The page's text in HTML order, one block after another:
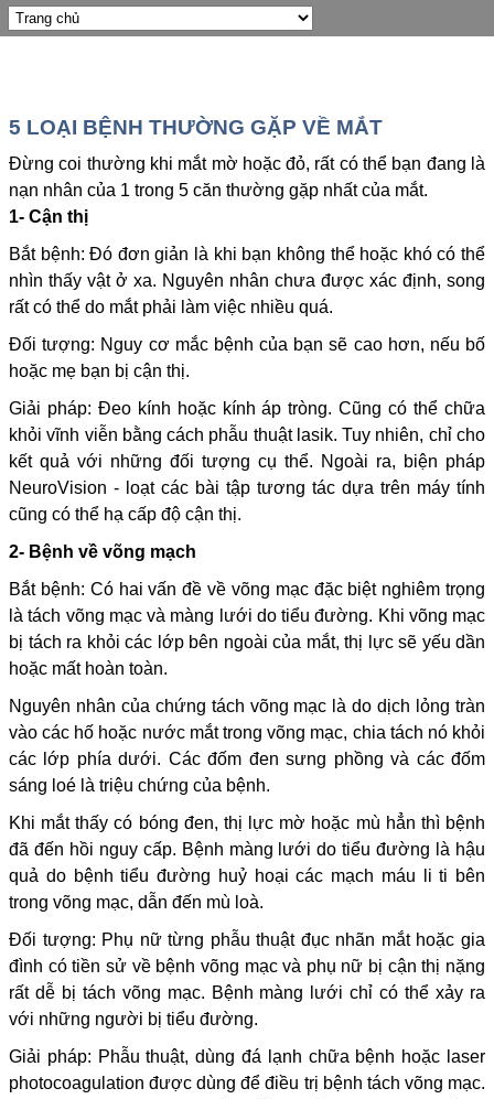
5 LOẠI BỆNH THƯỜNG GẶP VỀ MẮT
Đừng coi thường khi mắt mờ hoặc đỏ, rất có thể bạn đang là
nạn nhân của 1 trong 5 căn thường gặp nhất của mắt.
1- Cận thị
Bắt bệnh: Đó đơn giản là khi bạn không thể hoặc khó có thể
nhìn thấy vật ở xa. Nguyên nhân chưa được xác định, song
rất có thể do mắt phải làm việc nhiều quá.
Đối tượng: Nguy cơ mắc bệnh của bạn sẽ cao hơn, nếu bố
hoặc mẹ bạn bị cận thị.
Giải pháp: Đeo kính hoặc kính áp tròng. Cũng có thể chữa
khỏi vĩnh viễn bằng cách phẫu thuật lasik. Tuy nhiên, chỉ cho
kết quả với những đối tượng cụ thể. Ngoài ra, biện pháp
NeuroVision - loạt các bài tập tương tác dựa trên máy tính
cũng có thể hạ cấp độ cận thị.
2- Bệnh về võng mạch
Bắt bệnh: Có hai vấn đề về võng mạc đặc biệt nghiêm trọng
là tách võng mạc và màng lưới do tiểu đường. Khi võng mạc
bị tách ra khỏi các lớp bên ngoài của mắt, thị lực sẽ yếu dần
hoặc mất hoàn toàn.
Nguyên nhân của chứng tách võng mạc là do dịch lỏng tràn
vào các hố hoặc nước mắt trong võng mạc, chia tách nó khỏi
các lớp phía dưới. Các đốm đen sưng phồng và các đốm
sáng loé là triệu chứng của bệnh.
Khi mắt thấy có bóng đen, thị lực mờ hoặc mù hẳn thì bệnh
đã đến hồi nguy cấp. Bệnh màng lưới do tiểu đường là hậu
quả do bệnh tiểu đường huỷ hoại các mạch máu li ti bên
trong võng mạc, dẫn đến mù loà.
Đối tượng: Phụ nữ từng phẫu thuật đục nhãn mắt hoặc gia
đình có tiền sử về bệnh võng mạc và phụ nữ bị cận thị nặng
rất dễ bị tách võng mạc. Bệnh màng lưới chỉ có thể xảy ra
với những người bị tiểu đường.
Giải pháp: Phẫu thuật, dùng đá lạnh chữa bệnh hoặc laser
photocoagulation được dùng để điều trị bệnh tách võng mạc.